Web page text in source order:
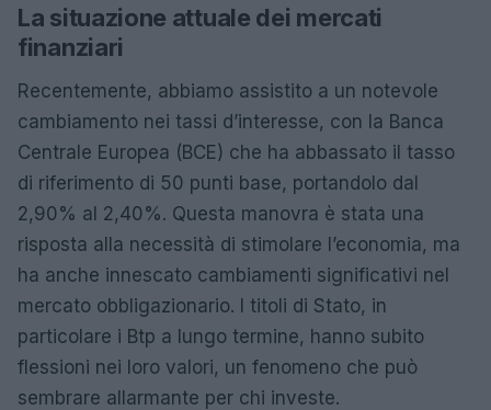
La situazione attuale dei mercati
finanziari
Recentemente, abbiamo assistito a un notevole
cambiamento nei tassi d’interesse, con la Banca
Centrale Europea (BCE) che ha abbassato il tasso
di riferimento di 50 punti base, portandolo dal
2,90% al 2,40%. Questa manovra è stata una
risposta alla necessità di stimolare l’economia, ma
ha anche innescato cambiamenti significativi nel
mercato obbligazionario. I titoli di Stato, in
particolare i Btp a lungo termine, hanno subito
flessioni nei loro valori, un fenomeno che può
sembrare allarmante per chi investe.